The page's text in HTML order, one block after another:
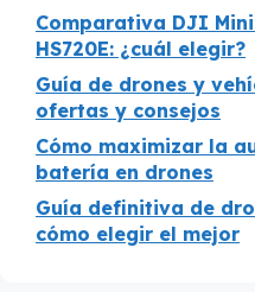
Comparativa DJI
HS720E: ¿cuál elegir?
Guía de drones y
ofertas y consejos
Cómo maximizar la
batería en drones
Guía definitiva de
cómo elegir el mejor